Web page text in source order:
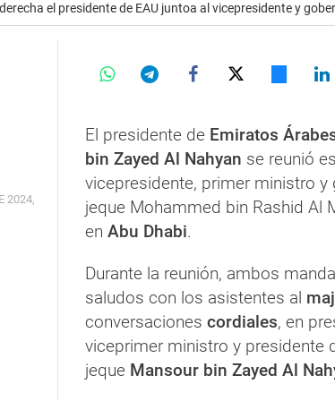
el presidente de EAU juntoa al vicepresidente y
2024,
El presidente de Emiratos
bin Zayed Al Nahyan se reunió
vicepresidente, primer ministro y
jeque Mohammed bin Rashid Al
en Abu Dhabi.
Durante la reunión, ambos
saludos con los asistentes al
conversaciones cordiales, en
viceprimer ministro y presidente
jeque Mansour bin Zayed Al